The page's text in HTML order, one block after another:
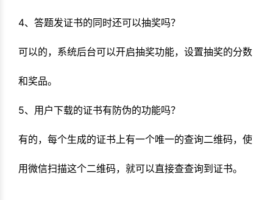
4、答题发证书的同时还可以抽奖吗？
可以的，系统后台可以开启抽奖功能，设置抽奖的分数
和奖品。
5、用户下载的证书有防伪的功能吗？
有的，每个生成的证书上有一个唯一的查询二维码，使
用微信扫描这个二维码，就可以直接查查询到证书。